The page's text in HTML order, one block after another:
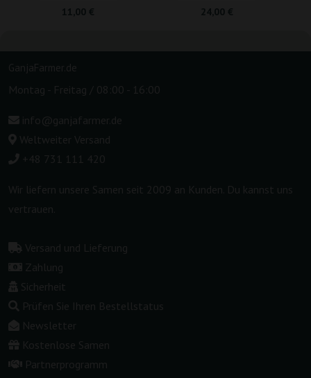
11,00 €
24,00 €
GanjaFarmer.de
Montag - Freitag / 08:00 - 16:00
info@ganjafarmer.de
Weltweiter Versand
+48 731 111 420
Wir liefern unsere Samen seit 2009 an Kunden. Du kannst uns
vertrauen.
Versand und Lieferung
Zahlung
Sicherheit
Prüfen Sie Ihren Bestellstatus
Newsletter
Kostenlose Samen
Partnerprogramm